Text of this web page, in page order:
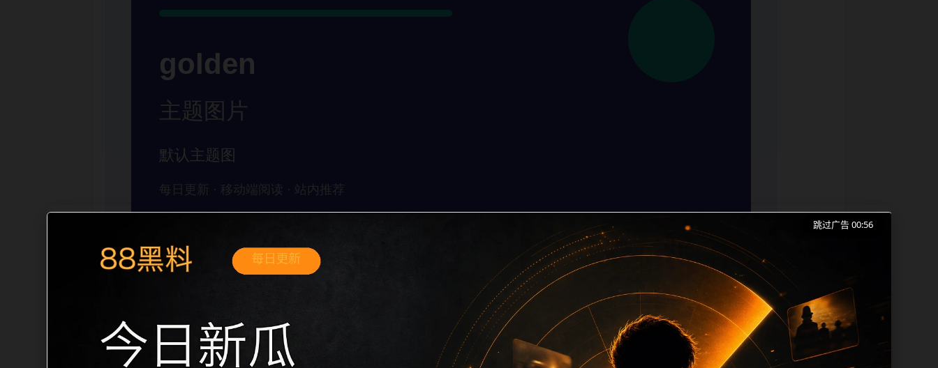
黑料不打烊手机免费观看网红爆料移动端专题入口10面向移动端用户的连续浏览场景整理，核心围绕黑料不打烊手机免费观看、网红爆料和同类长尾
需求展开。页面先给出清晰主题，再把相关入口、同类推荐和上下文说明放在同一层级，减少用户来回搜索的成本。内容更新时优先保留真实可点击
跳过广告 00:56